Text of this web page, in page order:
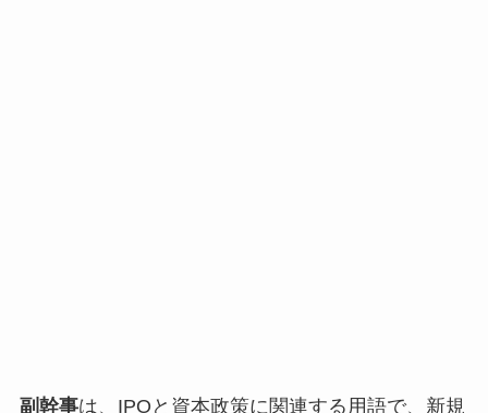
副幹事は、IPOと資本政策に関連する用語で、新規